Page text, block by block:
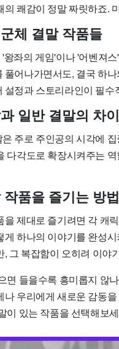
의 쾌감이 정말 짜릿하죠.
체 결말 작품들
왕좌의 게임'이나 '어벤져
풀어나가면서도, 결국 하
설정과 스토리라인이 필수
일반 결말의 차
주로 주인공의 시각에
다각도로 확장시켜주는
품을 즐기는 방법
을 제대로 즐기려면 각 캐
게 하나의 이야기를 완성
, 그 복잡함이 오히려 이야
면 들을수록 흥미롭지 않
나 우리에게 새로운 감동
이 있는 작품을 선택해보